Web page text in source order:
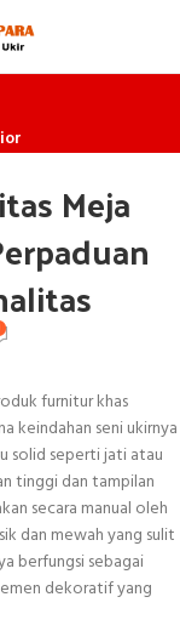
Meja
furnitur khas
keindahan seni ukirnya
solid seperti jati atau
tinggi dan tampilan
secara manual oleh
dan mewah yang sulit
berfungsi sebagai
dekoratif yang